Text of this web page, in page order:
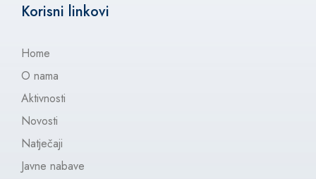
Korisni linkovi
Home
O nama
Aktivnosti
Novosti
Natječaji
Javne nabave